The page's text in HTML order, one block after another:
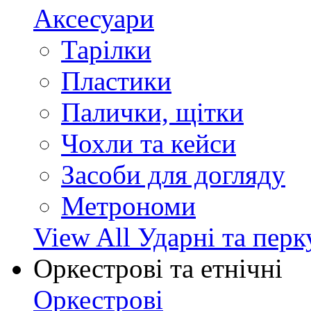
Аксесуари
Тарілки
Пластики
Палички, щітки
Чохли та кейси
Засоби для догляду
Метрономи
View All Ударні та
Оркестрові та етнічні
Оркестрові